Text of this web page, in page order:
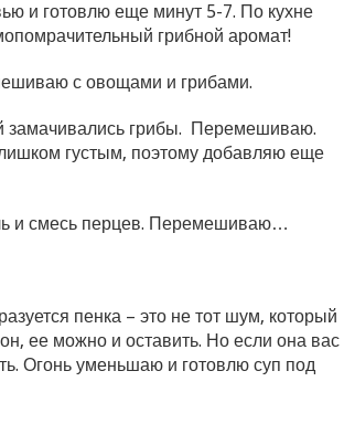
и готовлю еще минут 5-7. По кухне
грибной аромат!
с овощами и грибами.
замачивались грибы. Перемешиваю.
густым, поэтому добавляю еще
и смесь перцев. Перемешиваю…
пенка – это не тот шум, который
ее можно и оставить. Но если она вас
Огонь уменьшаю и готовлю суп под